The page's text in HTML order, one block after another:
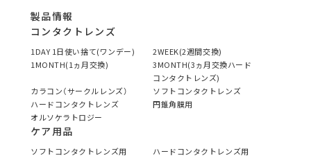
製品情報
コンタクトレンズ
1DAY 1日使い捨て(ワンデー)
2WEEK(2週間交換)
1MONTH(1ヵ月交換)
3MONTH(3ヵ月交換ハード
コンタクトレンズ)
カラコン（サークルレンズ）
ソフトコンタクトレンズ
ハードコンタクトレンズ
円錐角膜用
オルソケラトロジー
ケア用品
ソフトコンタクトレンズ用
ハードコンタクトレンズ用